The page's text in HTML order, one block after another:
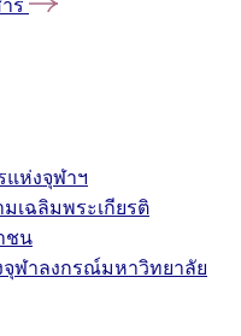
ร
แห่งจุฬาฯ
เฉลิมพระเกียรติ
ชน
ฬาลงกรณ์มหาวิทยาลัย